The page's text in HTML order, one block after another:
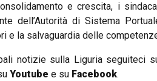
e crescita, i
dell’Autorità di Sistema
e la salvaguardia delle
notizie sulla Liguria seguiteci
Youtube e su Facebook.